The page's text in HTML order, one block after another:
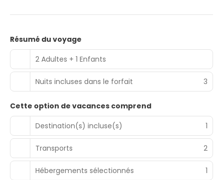
Résumé du voyage
2 Adultes + 1 Enfants
Nuits incluses dans le forfait 3
Cette option de vacances comprend
Destination(s) incluse(s)
1
Transports 2
Hébergements sélectionnés 1